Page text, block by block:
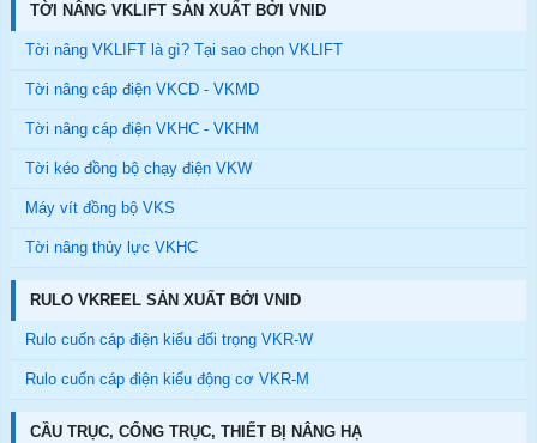
TỜI NÂNG VKLIFT SẢN XUẤT BỞI VNID
Tời nâng VKLIFT là gì? Tại sao chọn VKLIFT
Tời nâng cáp điện VKCD - VKMD
Tời nâng cáp điện VKHC - VKHM
Tời kéo đồng bộ chạy điện VKW
Máy vít đồng bộ VKS
Tời nâng thủy lực VKHC
RULO VKREEL SẢN XUẤT BỞI VNID
Rulo cuốn cáp điện kiểu đối trọng VKR-W
Rulo cuốn cáp điện kiểu động cơ VKR-M
CẦU TRỤC, CỔNG TRỤC, THIẾT BỊ NÂNG HẠ